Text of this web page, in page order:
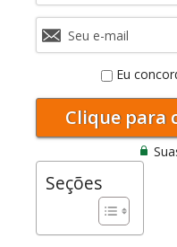
Eu
Seções